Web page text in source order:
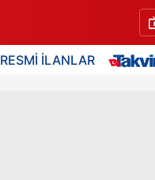
RESMİ İLANLAR